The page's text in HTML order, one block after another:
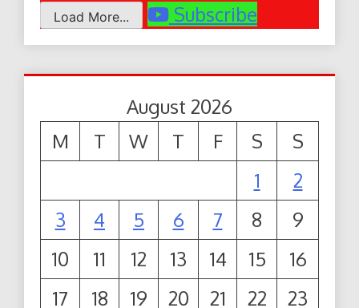
Load More... Subscribe
August 2026
M
T W T F S
S
1
2
3
4 5 6 7 8
9
10
11 12 13 14 15
16
17
18 19 20 21 22
23